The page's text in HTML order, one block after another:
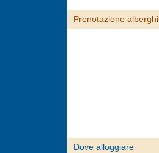
Prenotazione alberghi
Dove alloggiare